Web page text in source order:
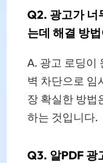
Q2. 광고가 너
는데 해결 방
A. 광고 로딩이
벽 차단으로 임
장 확실한 방법
하는 것입니다.
Q3. 알PDF 광